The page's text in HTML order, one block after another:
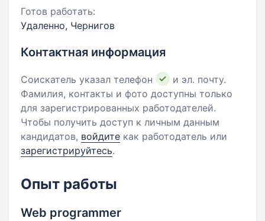
Готов работать:
Удаленно, Чернигов
Контактная информация
Соискатель указал телефон
и эл. почту.
Фамилия, контакты и фото доступны только
для зарегистрированных работодателей.
Чтобы получить доступ к личным данным
кандидатов, войдите как работодатель или
зарегистрируйтесь.
Опыт работы
Web programmer